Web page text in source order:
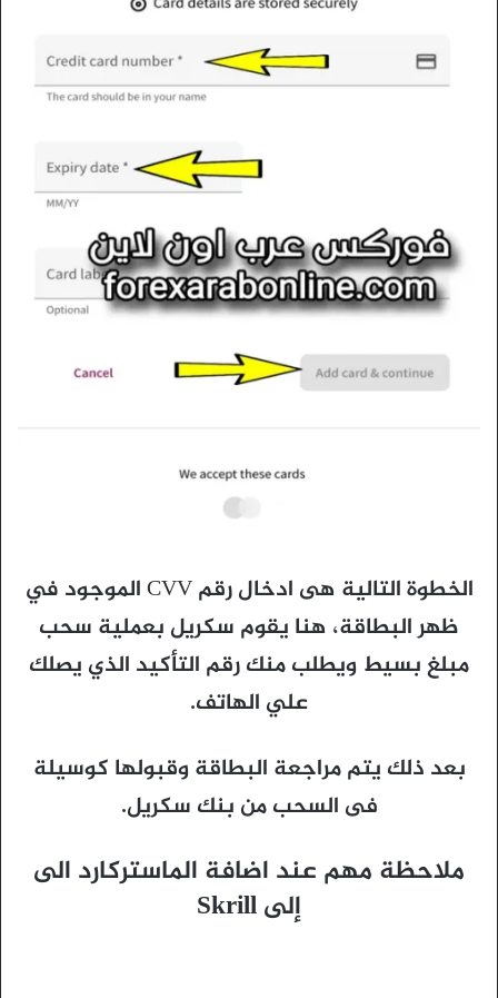
الخطوة التالية هى ادخال رقم CVV الموجود في
ظهر البطاقة، هنا يقوم سكريل بعملية سحب
مبلغ بسيط ويطلب منك رقم التأكيد الذي يصلك
علي الهاتف.
بعد ذلك يتم مراجعة البطاقة وقبولها كوسيلة
فى السحب من بنك سكريل.
ملاحظة مهم عند اضافة الماستركارد الى
إلى Skrill